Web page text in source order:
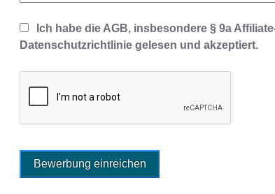
Ich habe die AGB, insbesondere § 9a
Datenschutzrichtlinie gelesen und akzeptiert.